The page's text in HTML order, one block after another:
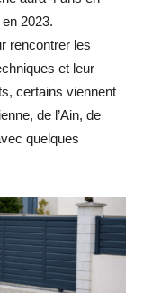
2023.
rencontrer les
et leur
certains viennent
de l’Ain, de
quelques